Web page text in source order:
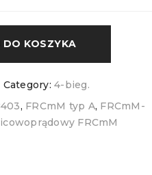
DO KOSZYKA
Category:4-bieg.
, FRCmM typ A, FRCmM-
FRCmM